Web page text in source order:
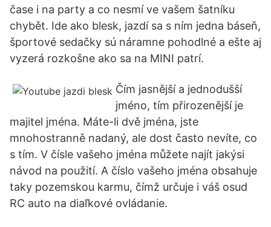
čase i na party a co nesmí ve vašem šatníku
chybět. Ide ako blesk, jazdí sa s ním jedna báseň,
športové sedačky sú náramne pohodlné a ešte aj
vyzerá rozkošne ako sa na MINI patrí.
Čím jasnější a jednodušší
jméno, tím přirozenější je
majitel jména. Máte-li dvě jména, jste
mnohostranně nadaný, ale dost často nevíte, co
s tím. V čísle vašeho jména můžete najít jakýsi
návod na použití. A číslo vašeho jména obsahuje
taky pozemskou karmu, čímž určuje i váš osud
RC auto na diaľkové ovládanie.